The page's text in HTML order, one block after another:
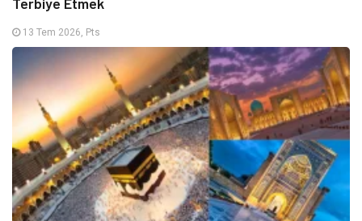
13 Tem 2026, Pts